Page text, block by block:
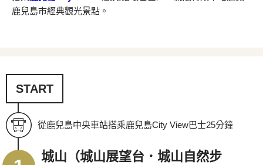
鹿兒島市經典觀光景點。
START
從鹿兒島中央車站搭乘鹿兒島City View巴士25分鐘
城山（城山展望台．城山自然步